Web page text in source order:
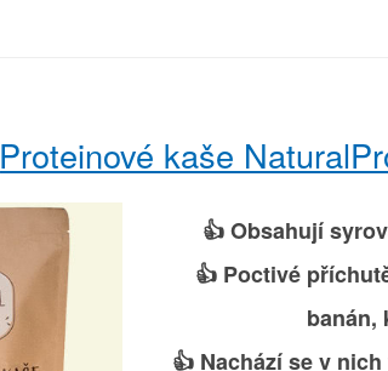
Proteinové kaše
👍 Obsahují
👍 Poctivé
banán,
👍 Nachází se v